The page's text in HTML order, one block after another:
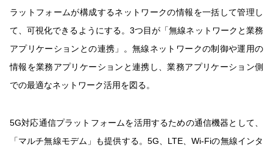
ラットフォームが構成するネットワークの情報を一括して管理し
て、可視化できるようにする。3つ目が「無線ネットワークと業務
アプリケーションとの連携」。無線ネットワークの制御や運用の
情報を業務アプリケーションと連携し、業務アプリケーション側
での最適なネットワーク活用を図る。
5G対応通信プラットフォームを活用するための通信機器として、
「マルチ無線モデム」も提供する。5G、LTE、Wi-Fiの無線インタ